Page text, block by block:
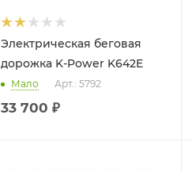
Электрическая беговая
дорожка K-Power K642E
Мало Арт.: 5792
33 700 ₽